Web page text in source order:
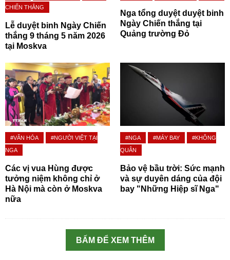
CHIẾN THẮNG
Lễ duyệt binh Ngày Chiến
thắng 9 tháng 5 năm 2026
tại Moskva
Nga tổng duyệt duyệt binh
Ngày Chiến thắng tại
Quảng trường Đỏ
#VĂN HÓA
#NGƯỜI VIỆT TẠI
NGA
Các vị vua Hùng được
tưởng niệm không chỉ ở
Hà Nội mà còn ở Moskva
nữa
#NGA #MÁY BAY
#KHÔNG
QUÂN
Bảo vệ bầu trời: Sức mạnh
và sự duyên dáng của đội
bay "Những Hiệp sĩ Nga"
BẤM ĐỂ XEM THÊM